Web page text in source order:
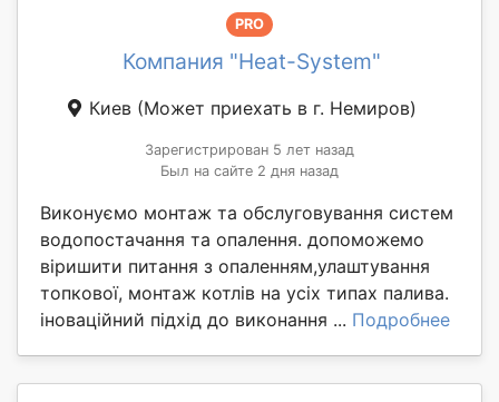
PRO
Компания "Heat-System"
Киев (Может приехать в г. Немиров)
Зарегистрирован 5 лет назад
Был на сайте 2 дня назад
Виконуємо монтаж та обслуговування систем
водопостачання та опалення. допоможемо
віришити питання з опаленням,улаштування
топкової, монтаж котлів на усіх типах палива.
іноваційний підхід до виконання ... Подробнее